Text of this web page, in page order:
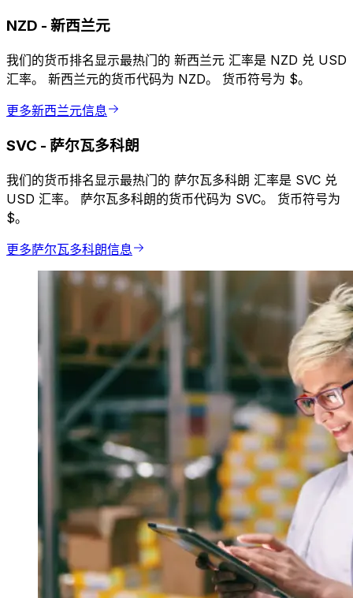
NZD - 新西兰元
我们的货币排名显示最热门的 新西兰元 汇率是 NZD 兑 USD
汇率。 新西兰元的货币代码为 NZD。 货币符号为 $。
更多新西兰元信息
SVC - 萨尔瓦多科朗
我们的货币排名显示最热门的 萨尔瓦多科朗 汇率是 SVC 兑
USD 汇率。 萨尔瓦多科朗的货币代码为 SVC。 货币符号为
$。
更多萨尔瓦多科朗信息